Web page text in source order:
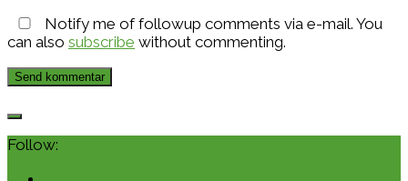
Notify me of followup comments via e-mail. You
can also subscribe without commenting.
Follow: